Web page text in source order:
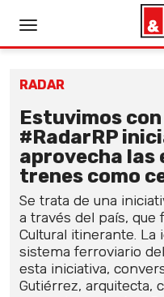
RADAR
Estuvimos
#RadarRP
aprovecha las
trenes como
Se trata de una
a través del país, que
Cultural itinerante. La
sistema ferroviario
esta iniciativa,
Gutiérrez, arquitecta,